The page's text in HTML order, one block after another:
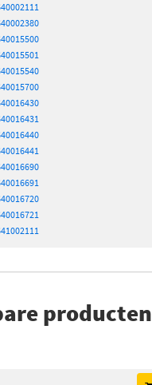
producten